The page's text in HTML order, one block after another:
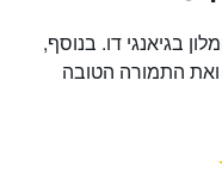
בגיאנגי דו. בנוסף,
ואת התמורה הטובה